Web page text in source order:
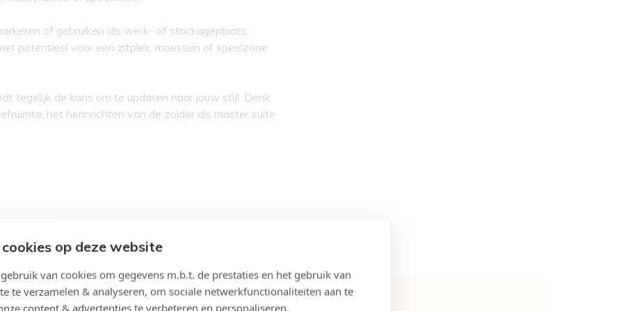
of gebruiken als werk- of stockageplaats.
potentieel voor een zitplek, moestuin of speelzone.
tegelijk de kans om te updaten naar jouw stijl. Denk
het herinrichten van de zolder als master suite
Indeling
Slaapkamers:
op deze website
van cookies om gegevens m.b.t. de prestaties en het gebruik van
te verzamelen & analyseren, om sociale netwerkfunctionaliteiten aan te
content & advertenties te verbeteren en personaliseren.